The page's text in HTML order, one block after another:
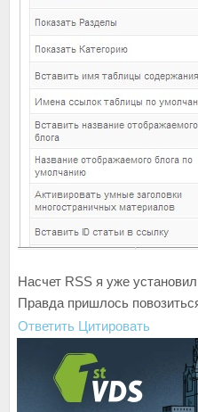
Насчет RSS я уже
Правда пришлось
Ответить Цитировать